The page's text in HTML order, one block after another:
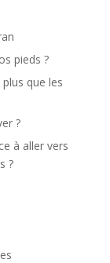
pieds ?
que les
?
à aller vers
?